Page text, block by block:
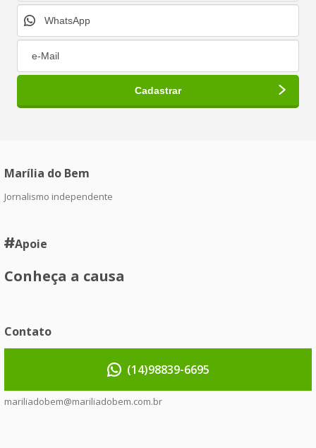
Marília do Bem
Jornalismo independente
Apoie
Conheça a causa
Contato
(14)98839-6695
mariliadobem@mariliadobem.com.br